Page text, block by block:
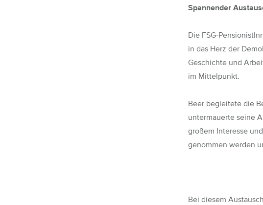
Spannender
Die FSG-
in das Herz der
Geschichte und
im Mittelpunkt.
Beer begleitete die
untermauerte seine
großem Interesse
genommen werden
Bei diesem Austausch